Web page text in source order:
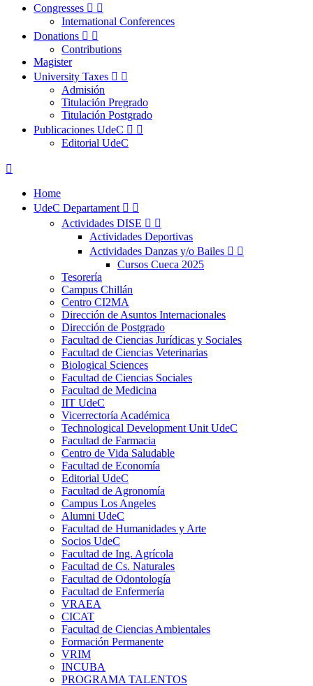
Congresses  
International Conferences
Donations  
Contributions
Magister
University Taxes  
Admisión
Titulación Pregrado
Titulación Postgrado
Publicaciones UdeC  
Editorial UdeC

Home
UdeC Departament  
Actividades DISE  
Actividades Deportivas
Actividades Danzas y/o Bailes  
Cursos Cueca 2025
Tesorería
Campus Chillán
Centro CI2MA
Dirección de Asuntos Internacionales
Dirección de Postgrado
Facultad de Ciencias Jurídicas y Sociales
Facultad de Ciencias Veterinarias
Biological Sciences
Facultad de Ciencias Sociales
Facultad de Medicina
IIT UdeC
Vicerrectoría Académica
Technological Development Unit UdeC
Facultad de Farmacia
Centro de Vida Saludable
Facultad de Economía
Editorial UdeC
Facultad de Agronomía
Campus Los Angeles
Alumni UdeC
Facultad de Humanidades y Arte
Socios UdeC
Facultad de Ing. Agrícola
Facultad de Cs. Naturales
Facultad de Odontología
Facultad de Enfermería
VRAEA
CICAT
Facultad de Ciencias Ambientales
Formación Permanente
VRIM
INCUBA
PROGRAMA TALENTOS